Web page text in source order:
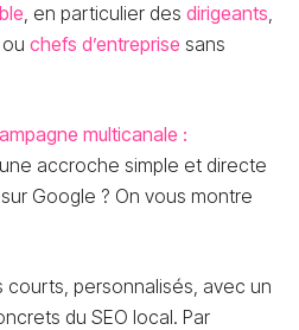
, en particulier des dirigeants,
ou chefs d’entreprise sans
multicanale :
accroche simple et directe
Google ? On vous montre
courts, personnalisés, avec un
du SEO local. Par